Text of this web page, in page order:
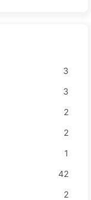
难点转移到了数
3
3
2
2
1
42
2